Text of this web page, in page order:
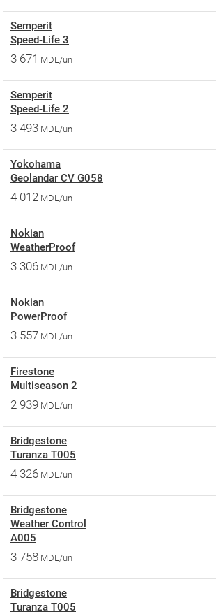
Semperit
Speed-Life 3
3 671 MDL/un
Semperit
Speed-Life 2
3 493 MDL/un
Yokohama
Geolandar CV G058
4 012 MDL/un
Nokian
WeatherProof
3 306 MDL/un
Nokian
PowerProof
3 557 MDL/un
Firestone
Multiseason 2
2 939 MDL/un
Bridgestone
Turanza T005
4 326 MDL/un
Bridgestone
Weather Control
A005
3 758 MDL/un
Bridgestone
Turanza T005